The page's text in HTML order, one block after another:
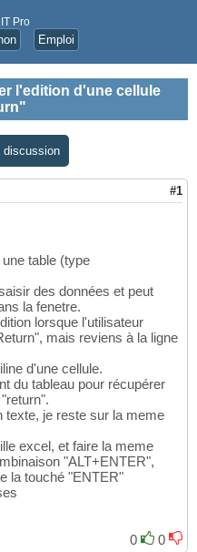
Pro
Emploi
l'edition d'une cellule
discussion
#1
table (type
des données et peut
la fenetre.
lorsque l'utilisateur
mais reviens à la ligne
d'une cellule.
du tableau pour récupérer
texte, je reste sur la meme
excel, et faire la meme
"ALT+ENTER",
la touché "ENTER"
0
0